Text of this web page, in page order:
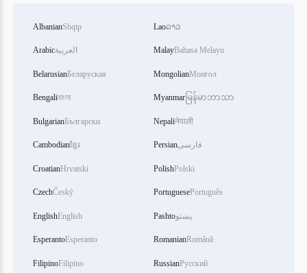
AlbanianShqip
Arabicالعربية
BelarusianБеларуская
Bengaliবাংলা
BulgarianБългарски
Cambodianខ្មែរ
CroatianHrvatski
CzechČeský
EnglishEnglish
EsperantoEsperanto
FilipinoFilipino
Laoລາວ
MalayBahasa Melayu
MongolianМонгол
Myanmar မြန်မာဘာသာ
Nepaliनेपाली
Persianفارسی
PolishPolski
PortuguesePortuguês
Pashtoپښتو
RomanianRomână
RussianРусский